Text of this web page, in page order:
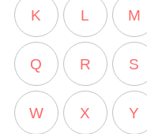
K L M
Q R S
W X Y